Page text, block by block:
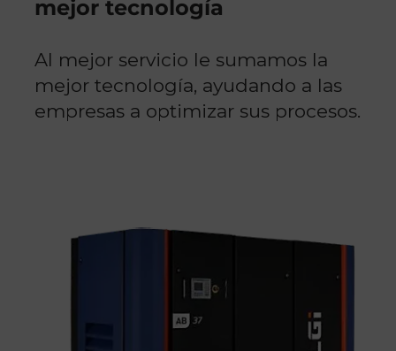
mejor tecnología
Al mejor servicio le sumamos la
mejor tecnología, ayudando a las
empresas a optimizar sus procesos.